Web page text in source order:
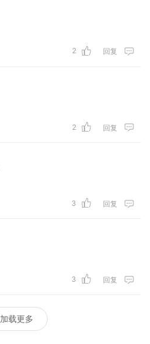
2 回复
2 回复
3 回复
3 回复
加载更多